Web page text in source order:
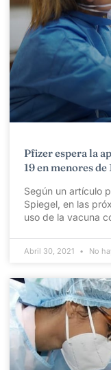
Pfizer espera la
19 en menores de
Según un artículo
Spiegel, en las
uso de la vacuna
Abril 30, 2021 No